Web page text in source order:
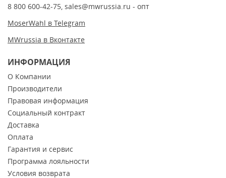
8 800 600-42-75, sales@mwrussia.ru - опт
MoserWahl в Telegram
MWrussia в Вконтакте
ИНФОРМАЦИЯ
О Компании
Производители
Правовая информация
Социальный контракт
Доставка
Оплата
Гарантия и сервис
Программа лояльности
Условия возврата